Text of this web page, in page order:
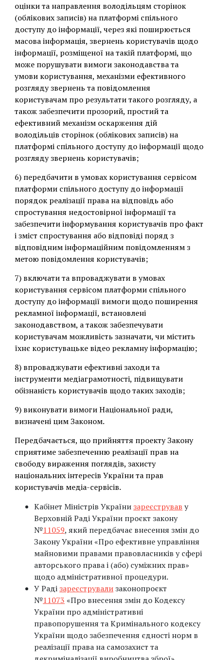
оцінки та направлення володільцям сторінок
(облікових записів) на платформі спільного
доступу до інформації, через які поширюється
масова інформація, звернень користувачів щодо
інформації, розміщеної на такій платформі, що
може порушувати вимоги законодавства та
умови користування, механізми ефективного
розгляду звернень та повідомлення
користувачам про результати такого розгляду, а
також забезпечити прозорий, простий та
ефективний механізм оскарження дій
володільців сторінок (облікових записів) на
платформі спільного доступу до інформації щодо
розгляду звернень користувачів;
6) передбачити в умовах користування сервісом
платформи спільного доступу до інформації
порядок реалізації права на відповідь або
спростування недостовірної інформації та
забезпечити інформування користувачів про факт
і зміст спростування або відповіді поряд з
відповідним інформаційним повідомленням з
метою повідомлення користувачів;
7) включати та впроваджувати в умовах
користування сервісом платформи спільного
доступу до інформації вимоги щодо поширення
рекламної інформації, встановлені
законодавством, а також забезпечувати
користувачам можливість зазначати, чи містить
їхнє користувацьке відео рекламну інформацію;
8) впроваджувати ефективні заходи та
інструменти медіаграмотності, підвищувати
обізнаність користувачів щодо таких заходів;
9) виконувати вимоги Національної ради,
визначені цим Законом.
Передбачається, що прийняття проекту Закону
сприятиме забезпеченню реалізації прав на
свободу вираження поглядів, захисту
національних інтересів України та прав
користувачів медіа-сервісів.
Кабінет Міністрів Українизареєстрував у
Верховній Раді України проєкт закону
№11059, який передбачає внесення змін до
Закону України «Про ефективне управління
майновими правами правовласників у сфері
авторського права і (або) суміжних прав»
щодо адміністративної процедури.
У Радізареєструвализаконопроєкт
№11073 «Про внесення змін до Кодексу
України про адміністративні
правопорушення та Кримінального кодексу
України щодо забезпечення єдності норм в
реалізації права на самозахист та